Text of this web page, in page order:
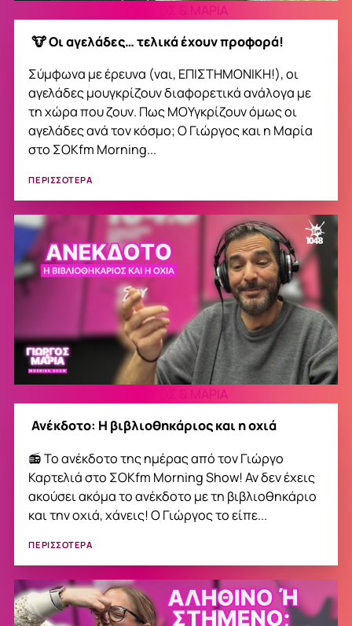
ΓΙΩΡΓΟΣ & ΜΑΡΙΑ
🐮 Οι αγελάδες… τελικά έχουν προφορά!
Σύμφωνα με έρευνα (ναι, ΕΠΙΣΤΗΜΟΝΙΚΗ!), οι
αγελάδες μουγκρίζουν διαφορετικά ανάλογα με
τη χώρα που ζουν. Πως ΜΟΥγκρίζουν όμως οι
αγελάδες ανά τον κόσμο; Ο Γιώργος και η Μαρία
στο ΣΟΚfm Morning...
ΠΕΡΙΣΣΟΤΕΡΑ
ΓΙΩΡΓΟΣ & ΜΑΡΙΑ
Ανέκδοτο: Η βιβλιοθηκάριος και η οχιά
📻 Το ανέκδοτο της ημέρας από τον Γιώργο
Καρτελιά στο ΣΟΚfm Morning Show! Αν δεν έχεις
ακούσει ακόμα το ανέκδοτο με τη βιβλιοθηκάριο
και την οχιά, χάνεις! Ο Γιώργος το είπε...
ΠΕΡΙΣΣΟΤΕΡΑ